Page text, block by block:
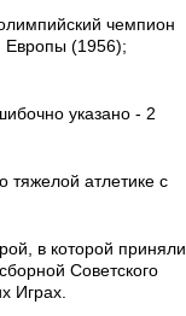
чемпион
Европы (1956);
указано - 2
тяжелой атлетике с
в которой приняли
Советского
Играх.